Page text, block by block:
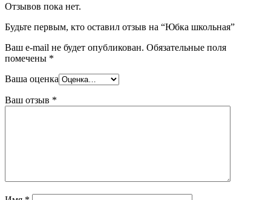
Отзывов пока нет.
Будьте первым, кто оставил отзыв на “Юбка школьная”
Ваш e-mail не будет опубликован. Обязательные поля
помечены *
Ваша оценка
Ваш отзыв *